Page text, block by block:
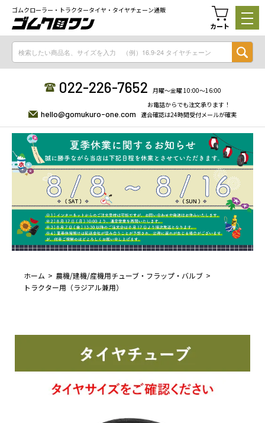
ゴムクローラー・トラクタータイヤ・タイヤチェーン通販
カート
022-226-7652 月曜〜金曜 10:00〜16:00
hello@gomukuro-one.com
お電話からでも注文承ります！
適合確認は24時間受付メールが確実
ホーム
農機/建機/産機用チューブ・フラップ・バルブ
トラクター用（ラジアル兼用）